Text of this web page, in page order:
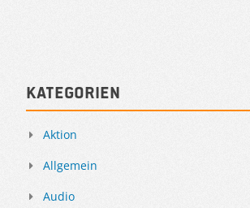
Kategorien
Aktion
Allgemein
Audio